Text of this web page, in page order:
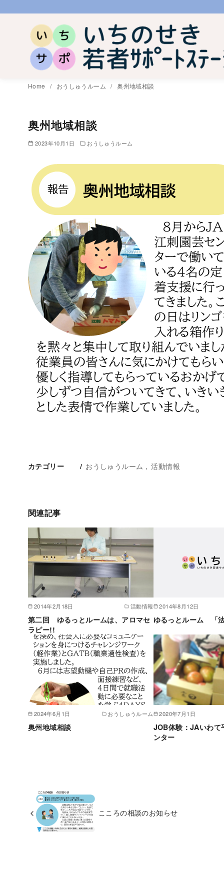
Home おうしゅうルーム 奥州地域相談
奥州地域相談
2023年10月1日 おうしゅうルーム
カテゴリー おうしゅうルーム 活動情報
関連記事
2014年2月18日 活動情報
第二回 ゆるっとルームは、アロマセ
ラピー!!
2014年8月12日
ゆるっとルーム 「
2024年6月1日 おうしゅうルーム
奥州地域相談
2020年7月1日
JOB体験：JAいわて
ンター
こころの相談のお知らせ